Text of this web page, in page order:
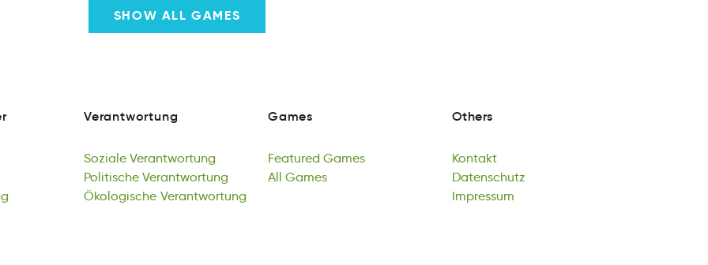
SHOW ALL GAMES
Verantwortung
Soziale
Soziale
Verantwortung
Verantwortung
otiilhPecs
Politische
atnewotugrrnV
Verantwortung
Ökologische
ehskilgocoÖ
Ökologische
Verantwortung
onrwerunttVga
Verantwortung
Games
Featured
Featured Games
All
All
Geasm
Games
Others
Kontakt
Kontakt
euzDantshtc
Datenschutz
Impressum
musepmIsr
Impressum